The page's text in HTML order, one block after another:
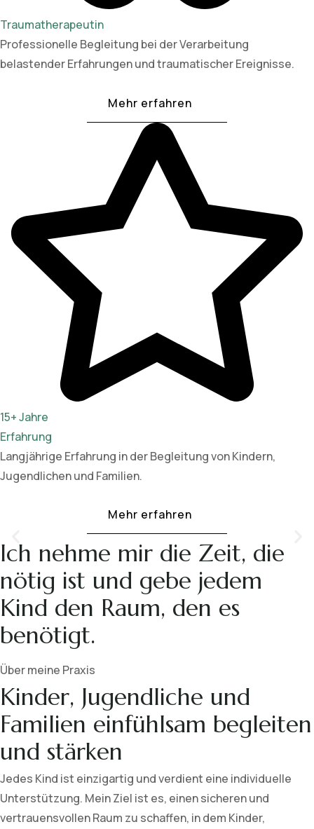
Traumatherapeutin
Professionelle Begleitung bei der Verarbeitung
belastender Erfahrungen und traumatischer Ereignisse.
Mehr erfahren
15+ Jahre
Erfahrung
Langjährige Erfahrung in der Begleitung von Kindern,
Jugendlichen und Familien.
Mehr erfahren
Ich nehme mir die Zeit, die
nötig ist und gebe jedem
Kind den Raum, den es
benötigt.
Über meine Praxis
Kinder, Jugendliche und
Familien einfühlsam begleiten
und stärken
Jedes Kind ist einzigartig und verdient eine individuelle
Unterstützung. Mein Ziel ist es, einen sicheren und
vertrauensvollen Raum zu schaffen, in dem Kinder,